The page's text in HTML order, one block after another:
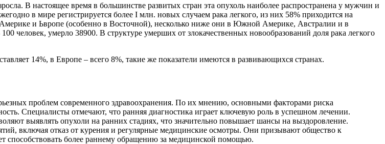
В настоящее время в большинстве развитых стран эта опухоль наиболее распространена у мужчин и
в мире регистрируется более I млн. новых случаем рака легкого, из них 58% приходится на
и Ьвропе (особенно в Восточной), несколько ниже они в Южной Америке, Австралии и в
человек, умерло 38900. В структуре умерших от злокачественных новообразований доля рака легкого
14%, в Европе – всего 8%, такие же показатели имеются в развивающихся странах.
проблем современного здравоохранения. По их мнению, основными факторами риска
Специалисты отмечают, что ранняя диагностика играет ключевую роль в успешном лечении.
выявлять опухоли на ранних стадиях, что значительно повышает шансы на выздоровление.
включая отказ от курения и регулярные медицинские осмотры. Они призывают общество к
способствовать более раннему обращению за медицинской помощью.